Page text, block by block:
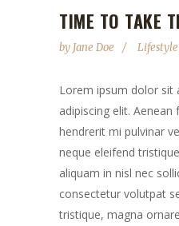
TIME TO TAKE
by Jane Doe Lifestyle
Lorem ipsum dolor sit
adipiscing elit.
hendrerit mi pulvinar
neque eleifend
aliquam in nisl nec
consectetur volutpat
tristique, magna